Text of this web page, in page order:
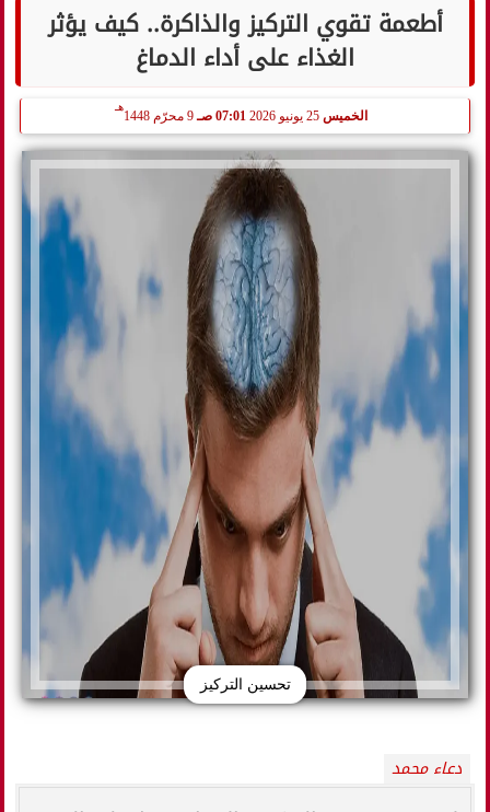
أطعمة تقوي التركيز والذاكرة.. كيف يؤثر
الغذاء على أداء الدماغ
الخميس 25 يونيو 2026 07:01 صـ 9 محرّم 1448
هـ
تحسين التركيز
دعاء محمد